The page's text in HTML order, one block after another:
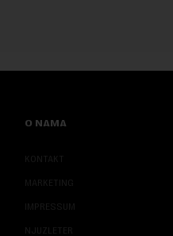
O NAMA
KONTAKT
MARKETING
IMPRESSUM
NJUZLETER